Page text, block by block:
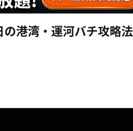
の港湾・運河バチ攻略法